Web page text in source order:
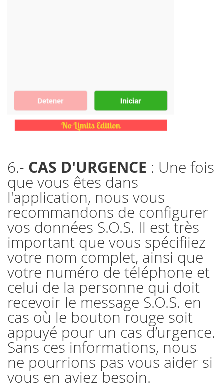
6.- CAS D'URGENCE : Une fois
que vous êtes dans
l'application, nous vous
recommandons de configurer
vos données S.O.S. Il est très
important que vous spécifiiez
votre nom complet, ainsi que
votre numéro de téléphone et
celui de la personne qui doit
recevoir le message S.O.S. en
cas où le bouton rouge soit
appuyé pour un cas d’urgence.
Sans ces informations, nous
ne pourrions pas vous aider si
vous en aviez besoin.